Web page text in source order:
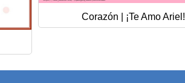
Corazón | ¡Te Amo Ariel!